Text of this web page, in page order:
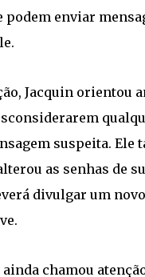
podem enviar
Jacquin orientou
suspeita. Ele
as senhas de
divulgar um
chamou